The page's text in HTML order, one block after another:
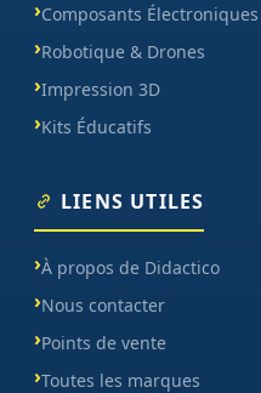
Composants Électroniques
Robotique & Drones
Impression 3D
Kits Éducatifs
LIENS UTILES
À propos de Didactico
Nous contacter
Points de vente
Toutes les marques